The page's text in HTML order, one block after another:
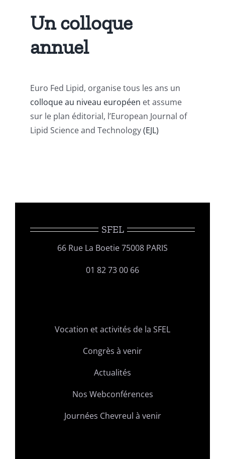
Un colloque
annuel
Euro Fed Lipid, organise tous les ans un
colloque au niveau européen et assume
sur le plan éditorial, l’European Journal of
Lipid Science and Technology(EJL)
SFEL
66 Rue La Boetie 75008 PARIS
01 82 73 00 66
Vocation et activités de la SFEL
Congrès à venir
Actualités
Nos Webconférences
Journées Chevreul à venir